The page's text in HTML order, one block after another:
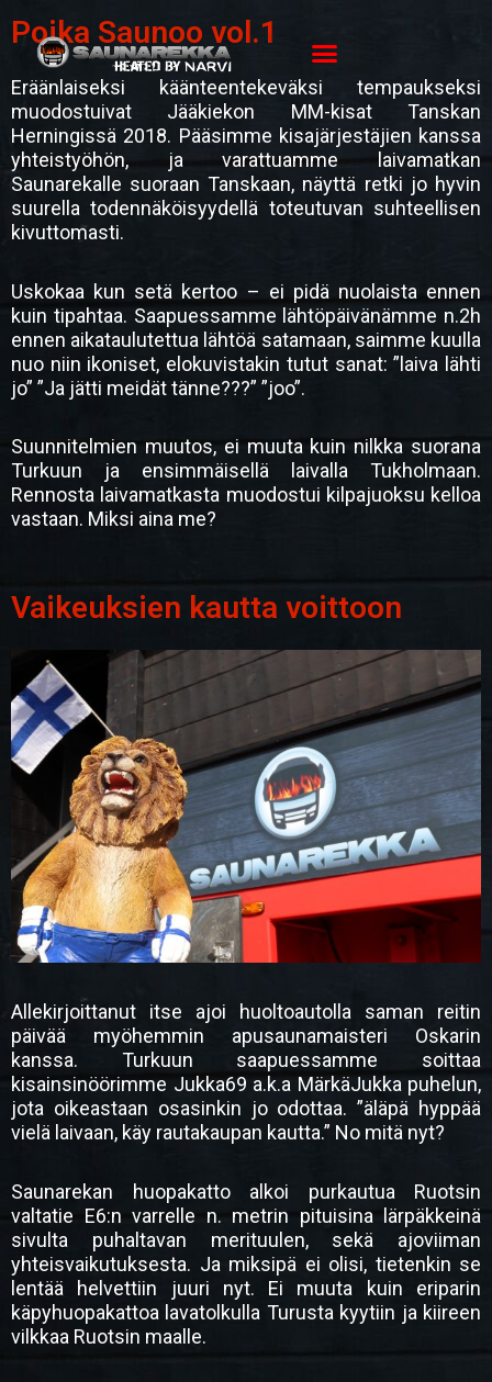
sisältöön
Poika Saunoo vol.1
Eräänlaiseksi käänteentekeväksi tempaukseksi
muodostuivat Jääkiekon MM-kisat Tanskan
Herningissä 2018. Pääsimme kisajärjestäjien kanssa
yhteistyöhön, ja varattuamme laivamatkan
Saunarekalle suoraan Tanskaan, näyttä retki jo hyvin
suurella todennäköisyydellä toteutuvan suhteellisen
kivuttomasti.
Uskokaa kun setä kertoo – ei pidä nuolaista ennen
kuin tipahtaa. Saapuessamme lähtöpäivänämme n.2h
ennen aikataulutettua lähtöä satamaan, saimme kuulla
nuo niin ikoniset, elokuvistakin tutut sanat: ”laiva lähti
jo” ”Ja jätti meidät tänne???” ”joo”.
Suunnitelmien muutos, ei muuta kuin nilkka suorana
Turkuun ja ensimmäisellä laivalla Tukholmaan.
Rennosta laivamatkasta muodostui kilpajuoksu kelloa
vastaan. Miksi aina me?
Vaikeuksien kautta voittoon
Allekirjoittanut itse ajoi huoltoautolla saman reitin
päivää myöhemmin apusaunamaisteri Oskarin
kanssa. Turkuun saapuessamme soittaa
kisainsinöörimme Jukka69 a.k.a MärkäJukka puhelun,
jota oikeastaan osasinkin jo odottaa. ”äläpä hyppää
vielä laivaan, käy rautakaupan kautta.” No mitä nyt?
Saunarekan huopakatto alkoi purkautua Ruotsin
valtatie E6:n varrelle n. metrin pituisina lärpäkkeinä
sivulta puhaltavan merituulen, sekä ajoviiman
yhteisvaikutuksesta. Ja miksipä ei olisi, tietenkin se
lentää helvettiin juuri nyt. Ei muuta kuin eriparin
käpyhuopakattoa lavatolkulla Turusta kyytiin ja kiireen
vilkkaa Ruotsin maalle.